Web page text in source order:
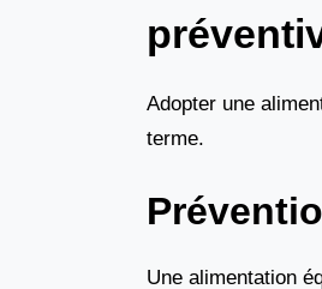
Adopter une
terme.
Une alimentation